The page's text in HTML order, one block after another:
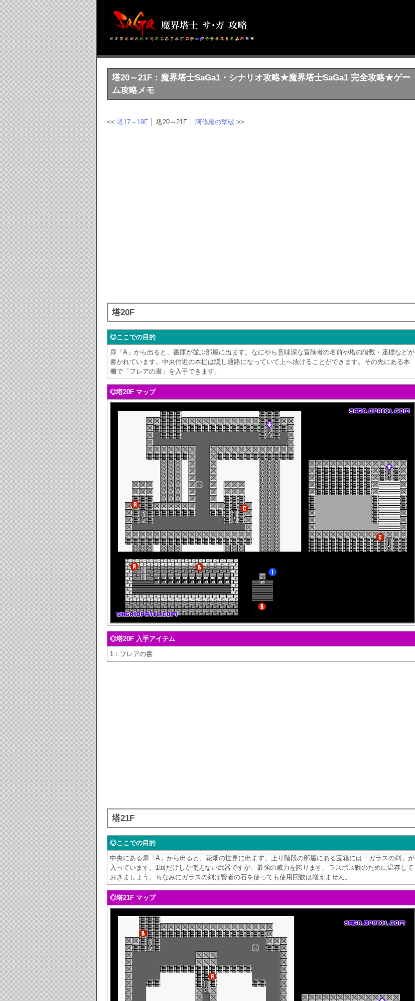
塔20～21F：魔界塔士SaGa1・シナリオ攻略★魔界塔士SaGa1 完全攻略★ゲー
ム攻略メモ
<< 塔17～19F │ 塔20～21F │ 阿修羅の撃破 >>
塔20F
◎ここでの目的
扉「A」から出ると、書庫が並ぶ部屋に出ます。なにやら意味深な冒険者の名前や塔の階数・座標などが
書かれています。中央付近の本棚は隠し通路になっていて上へ抜けることができます。その先にある本
棚で「フレアの書」を入手できます。
◎塔20F マップ
◎塔20F 入手アイテム
1：フレアの書
塔21F
◎ここでの目的
中央にある扉「A」から出ると、花畑の世界に出ます。上り階段の部屋にある宝箱には「ガラスの剣」が
入っています。1回だけしか使えない武器ですが、最強の威力を誇ります。ラスボス戦のために温存して
おきましょう。ちなみにガラスの剣は賢者の石を使っても使用回数は増えません。
◎塔21F マップ